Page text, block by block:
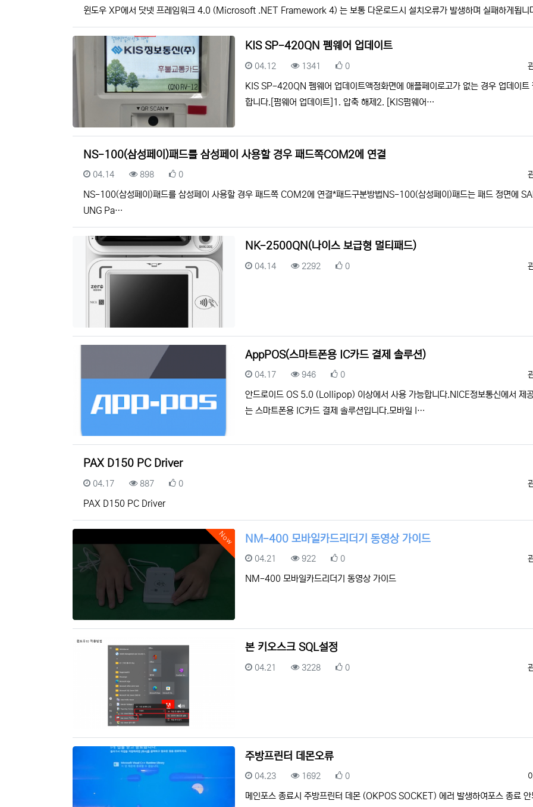
윈도우 XP에서 닷넷 프레임워크 4.0 (Microsoft .NET Framework 4) 는 보통 다운로드시 설치오류가 발생하며 실패하게됩
KIS SP-420QN 펨웨어 업데이트
등록일
04.12 조회
1341 추천
0
KIS SP-420QN 펨웨어 업데이트액정화면에 애플페이로고가 없는 경우 업데이트
합니다.[펌웨어 업데이트]1. 압축 해제2. [KIS펌웨어…
NS-100(삼성페이)패드를 삼성페이 사용할 경우 패드쪽COM2에 연결
등록일
04.14 조회
898 추천
0
NS-100(삼성페이)패드를 삼성페이 사용할 경우 패드쪽 COM2에 연결*패드구분방법NS-100(삼성페이)패드는 패드 정면에
UNG Pa…
NK-2500QN(나이스 보급형 멀티패드)
등록일
04.14 조회
2292 추천
0
AppPOS(스마트폰용 IC카드 결제 솔루션)
등록일
04.17 조회
946 추천
0
안드로이드 OS 5.0 (Lollipop) 이상에서 사용 가능합니다.NICE정보통신에서 제
는 스마트폰용 IC카드 결제 솔루션입니다.모바일 I…
PAX D150 PC Driver
등록일
04.17 조회
887 추천
0
PAX D150 PC Driver
Now NM-400 모바일카드리더기 동영상 가이드
등록일
04.21 조회
922 추천
0
NM-400 모바일카드리더기 동영상 가이드
본 키오스크 SQL설정
등록일
04.21 조회
3228 추천
0
주방프린터 데몬오류
등록일
04.23 조회
1692 추천
0
메인포스 종료시 주방프린터 데몬 (OKPOS SOCKET) 에러 발생하여포스 종료 안